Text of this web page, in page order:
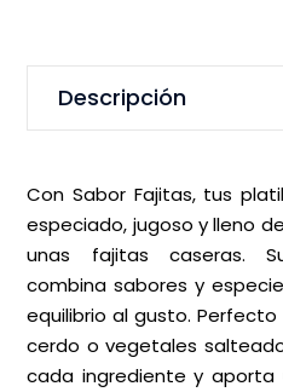
Descripción
Con Sabor Fajitas, tus
especiado, jugoso y lleno
unas fajitas caseras.
combina sabores y
equilibrio al gusto.
cerdo o vegetales
cada ingrediente y aporta